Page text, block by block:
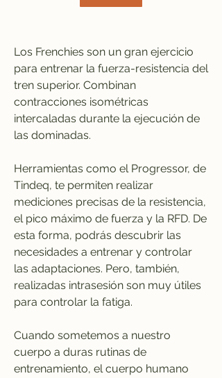
Los Frenchies son un gran ejercicio
para entrenar la fuerza-resistencia del
tren superior. Combinan
contracciones isométricas
intercaladas durante la ejecución de
las dominadas.
Herramientas como el Progressor, de
Tindeq, te permiten realizar
mediciones precisas de la resistencia,
el pico máximo de fuerza y la RFD. De
esta forma, podrás descubrir las
necesidades a entrenar y controlar
las adaptaciones. Pero, también,
realizadas intrasesión son muy útiles
para controlar la fatiga.
Cuando sometemos a nuestro
cuerpo a duras rutinas de
entrenamiento, el cuerpo humano